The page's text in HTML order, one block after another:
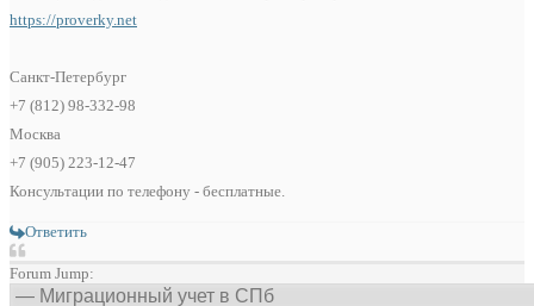
https://proverky.net
Санкт-Петербург
+7 (812) 98-332-98
Москва
+7 (905) 223-12-47
Консультации по телефону - бесплатные.
Ответить
Forum Jump: